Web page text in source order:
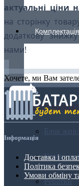
Комплектація
Все для
Крани та
Решітки
актуальні ціни
на сторінку
додаткову
нами!
Хочете, ми Вам
Інформація
Доставка і
Політика
Умови обміну